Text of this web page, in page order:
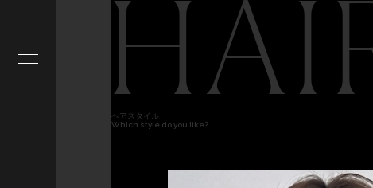
ヘアスタイル
Which style do you like?